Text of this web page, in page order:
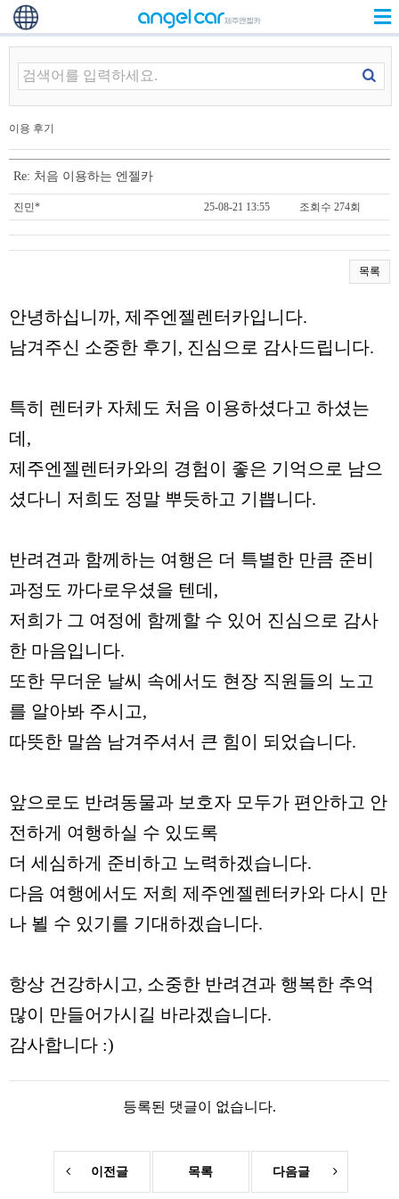
이용 후기
Re: 처음 이용하는 엔젤카
진민* 25-08-21 13:55 조회수 274회
목록
안녕하십니까, 제주엔젤렌터카입니다.
남겨주신 소중한 후기, 진심으로 감사드립니다.
특히 렌터카 자체도 처음 이용하셨다고 하셨는
데,
제주엔젤렌터카와의 경험이 좋은 기억으로 남으
셨다니 저희도 정말 뿌듯하고 기쁩니다.
반려견과 함께하는 여행은 더 특별한 만큼 준비
과정도 까다로우셨을 텐데,
저희가 그 여정에 함께할 수 있어 진심으로 감사
한 마음입니다.
또한 무더운 날씨 속에서도 현장 직원들의 노고
를 알아봐 주시고,
따뜻한 말씀 남겨주셔서 큰 힘이 되었습니다.
앞으로도 반려동물과 보호자 모두가 편안하고 안
전하게 여행하실 수 있도록
더 세심하게 준비하고 노력하겠습니다.
다음 여행에서도 저희 제주엔젤렌터카와 다시 만
나 뵐 수 있기를 기대하겠습니다.
항상 건강하시고, 소중한 반려견과 행복한 추억
많이 만들어가시길 바라겠습니다.
감사합니다 :)
등록된 댓글이 없습니다.
이전글 목록 다음글